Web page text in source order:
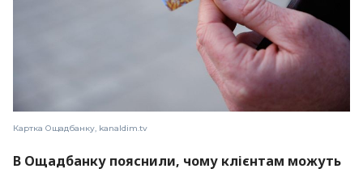
Картка Ощадбанку, kanaldim.tv
В Ощадбанку пояснили, чому клієнтам можуть